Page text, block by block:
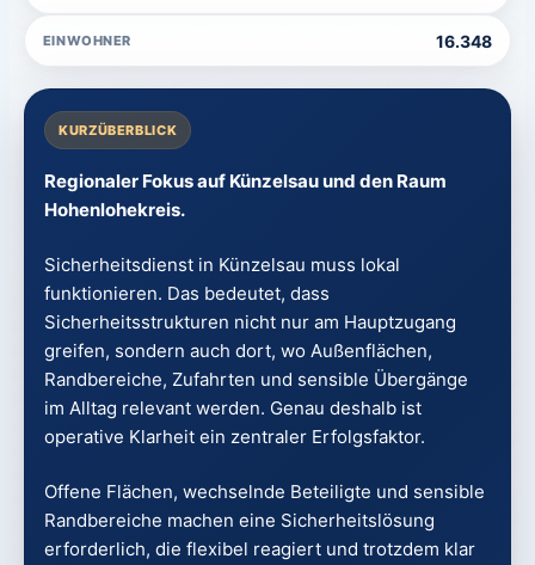
EINWOHNER 16.348
KURZÜBERBLICK
Regionaler Fokus auf Künzelsau und den Raum
Hohenlohekreis.
Sicherheitsdienst in Künzelsau muss lokal
funktionieren. Das bedeutet, dass
Sicherheitsstrukturen nicht nur am Hauptzugang
greifen, sondern auch dort, wo Außenflächen,
Randbereiche, Zufahrten und sensible Übergänge
im Alltag relevant werden. Genau deshalb ist
operative Klarheit ein zentraler Erfolgsfaktor.
Offene Flächen, wechselnde Beteiligte und sensible
Randbereiche machen eine Sicherheitslösung
erforderlich, die flexibel reagiert und trotzdem klar